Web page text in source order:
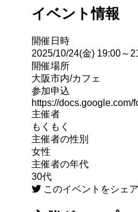
イベント情報
開催日時
2025/10/24(金) 19:00～
開催場所
大阪市内/カフェ
参加申込
https://
主催者
もくもく
主催者の性別
女性
主催者の年代
30代
このイベントをシェ